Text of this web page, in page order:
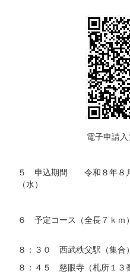
電子申請入力フ
５ 申込期間 令和８年８月
（水）
６ 予定コース
８：３０ 西武秩父駅（集合）
８：４５ 慈眼寺（札所１３